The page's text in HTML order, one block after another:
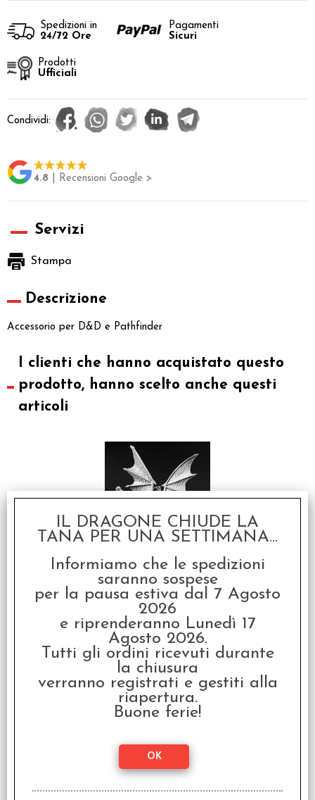
Spedizioni in
24/72 Ore
Pagamenti
Sicuri
Prodotti
Ufficiali
Condividi:
4.8 | Recensioni Google >
Servizi
Stampa
Descrizione
Accessorio per D&D e Pathfinder
I clienti che hanno acquistato questo
prodotto, hanno scelto anche questi
articoli
Gharun, Demon Warrior
€15,95
Vallejo Game Color -
Inchiostro Verde
IL DRAGONE CHIUDE LA
TANA PER UNA SETTIMANA...
Informiamo che le spedizioni
saranno sospese
per la pausa estiva dal 7 Agosto
2026
e riprenderanno Lunedì 17
Agosto 2026.
Tutti gli ordini ricevuti durante
la chiusura
verranno registrati e gestiti alla
riapertura.
Buone ferie!